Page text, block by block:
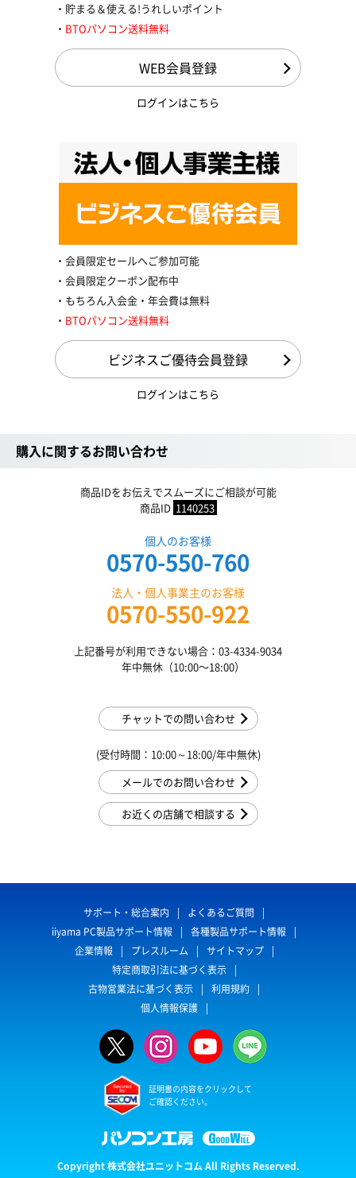
貯まる＆使える!うれしいポイント
BTOパソコン送料無料
WEB会員登録
ログインはこちら
会員限定セールへご参加可能
会員限定クーポン配布中
もちろん入会金・年会費は無料
BTOパソコン送料無料
ビジネスご優待会員登録
ログインはこちら
購入に関するお問い合わせ
商品IDをお伝えでスムーズにご相談が可能
商品ID 1140253
個人のお客様
0570-550-760
法人・個人事業主のお客様
0570-550-922
上記番号が利用できない場合：03-4334-9034
年中無休（10:00〜18:00）
チャットでの問い合わせ
(受付時間：10:00～18:00/年中無休)
メールでのお問い合わせ
お近くの店舗で相談する
サポート・総合案内
よくあるご質問
iiyama PC製品サポート情報
各種製品サポート情報
企業情報
プレスルーム
サイトマップ
特定商取引法に基づく表示
古物営業法に基づく表示
利用規約
個人情報保護
証明書の内容をクリックして
ご確認ください。
Copyright 株式会社ユニットコム All Rights Reserved.